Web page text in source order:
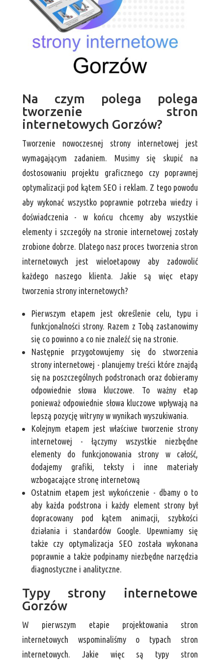
Na czym polega polega
tworzenie stron
internetowych Gorzów?
Tworzenie nowoczesnej strony internetowej jest
wymagającym zadaniem. Musimy się skupić na
dostosowaniu projektu graficznego czy poprawnej
optymalizacji pod kątem SEO i reklam. Z tego powodu
aby wykonać wszystko poprawnie potrzeba wiedzy i
doświadczenia - w końcu chcemy aby wszystkie
elementy i szczegóły na stronie internetowej zostały
zrobione dobrze. Dlatego nasz proces tworzenia stron
internetowych jest wieloetapowy aby zadowolić
każdego naszego klienta. Jakie są więc etapy
tworzenia strony internetowych?
Pierwszym etapem jest określenie celu, typu i
funkcjonalności strony. Razem z Tobą zastanowimy
się co powinno a co nie znaleźć się na stronie.
Następnie przygotowujemy się do stworzenia
strony internetowej - planujemy treści które znajdą
się na poszczególnych podstronach oraz dobieramy
odpowiednie słowa kluczowe. To ważny etap
ponieważ odpowiednie słowa kluczowe wpływają na
lepszą pozycję witryny w wynikach wyszukiwania.
Kolejnym etapem jest właściwe tworzenie strony
internetowej - łączymy wszystkie niezbędne
elementy do funkcjonowania strony w całość,
dodajemy grafiki, teksty i inne materiały
wzbogacające stronę internetową
Ostatnim etapem jest wykończenie - dbamy o to
aby każda podstrona i każdy element strony był
dopracowany pod kątem animacji, szybkości
działania i standardów Google. Upewniamy się
także czy optymalizacja SEO została wykonana
poprawnie a także podpinamy niezbędne narzędzia
diagnostyczne i analityczne.
Typy strony internetowe
Gorzów
W pierwszym etapie projektowania stron
internetowych wspominaliśmy o typach stron
internetowych. Jakie więc są typy stron